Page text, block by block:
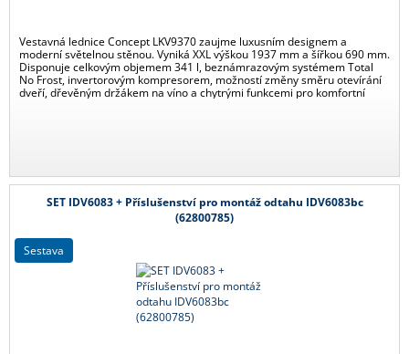
Vestavná lednice Concept LKV9370 zaujme luxusním designem a
moderní světelnou stěnou. Vyniká XXL výškou 1937 mm a šířkou 690 mm.
Disponuje celkovým objemem 341 l, beznámrazovým systémem Total
No Frost, invertorovým kompresorem, možností změny směru otevírání
dveří, dřevěným držákem na víno a chytrými funkcemi pro komfortní
SET IDV6083 + Příslušenství pro montáž odtahu IDV6083bc
(62800785)
sestava